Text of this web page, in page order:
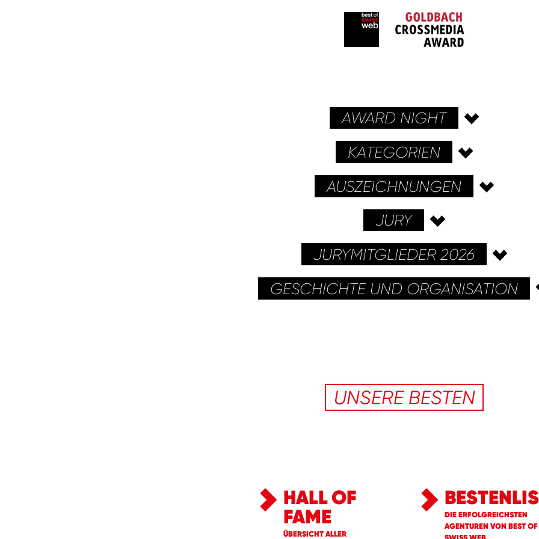
AWARD NIGHT
KATEGORIEN
AUSZEICHNUNGEN
JURY
JURYMITGLIEDER 2026
GESCHICHTE UND ORGANISATION
UNSERE BESTEN
HALL OF
FAME
ÜBERSICHT ALLER
DIE ERFOLGREICHSTEN
AGENTUREN VON BEST OF